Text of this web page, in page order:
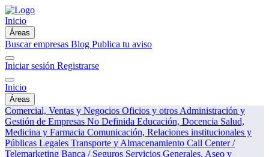
Inicio
Áreas
Buscar empresas Blog Publica tu aviso
Iniciar sesión Registrarse
Inicio
Áreas
Comercial, Ventas y Negocios Oficios y otros Administración y
Gestión de Empresas No Definida Educación, Docencia Salud,
Medicina y Farmacia Comunicación, Relaciones institucionales y
Públicas Legales Transporte y Almacenamiento Call Center /
Telemarketing Banca / Seguros Servicios Generales, Aseo y